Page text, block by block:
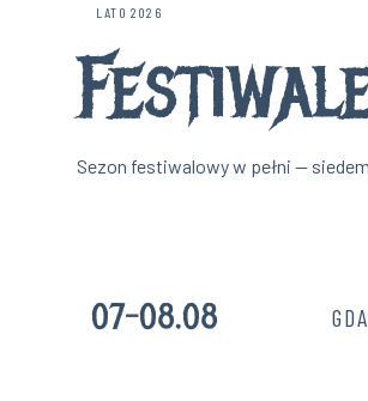
LATO 2026
Sezon festiwalowy w pełni —
07–08.08